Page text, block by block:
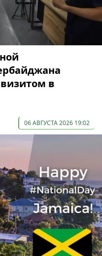
в
06 АВГУСТА 2026 19:02